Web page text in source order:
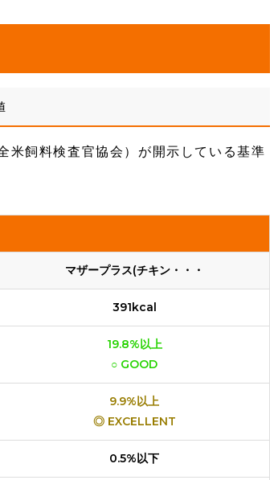
米飼料検査官協会）が開示している基準
マザープラス(チキン・・・
391kcal
19.8%以上
○ GOOD
9.9%以上
◎ EXCELLENT
0.5%以下